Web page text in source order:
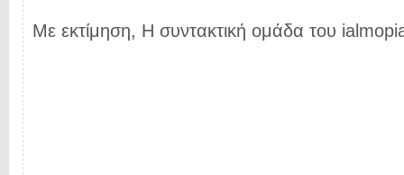
Με εκτίμηση, Η συντακτική ομάδα του